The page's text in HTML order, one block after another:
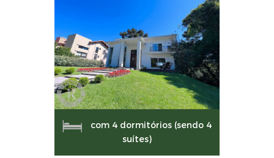
com 4 dormitórios (sendo 4
suítes)